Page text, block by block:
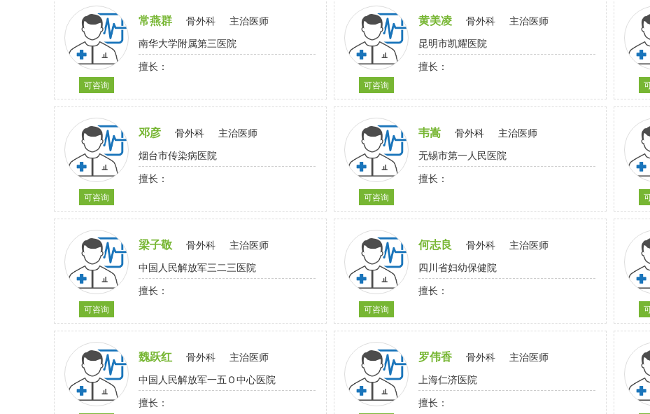
可咨询
常燕群 骨外科
主治医师
南华大学附属第三医院
擅长：
可咨询
黄美凌 骨外科
主治医师
昆明市凯耀医院
擅长：
可咨询
邓彦 骨外科
主治医师
烟台市传染病医院
擅长：
可咨询
韦嵩 骨外科
主治医师
无锡市第一人民医院
擅长：
可咨询
梁子敬 骨外科
主治医师
中国人民解放军三二三医院
擅长：
可咨询
何志良 骨外科
主治医师
四川省妇幼保健院
擅长：
魏跃红 骨外科
主治医师
中国人民解放军一五Ｏ中心医院
擅长：
罗伟香 骨外科
主治医师
上海仁济医院
擅长：